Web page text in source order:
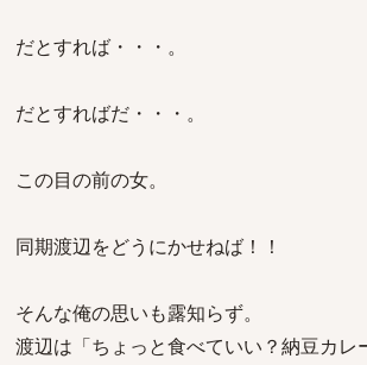
だとすれば・・・。
だとすればだ・・・。
この目の前の女。
同期渡辺をどうにかせねば！！
そんな俺の思いも露知らず。
渡辺は「ちょっと食べていい？納豆カレ